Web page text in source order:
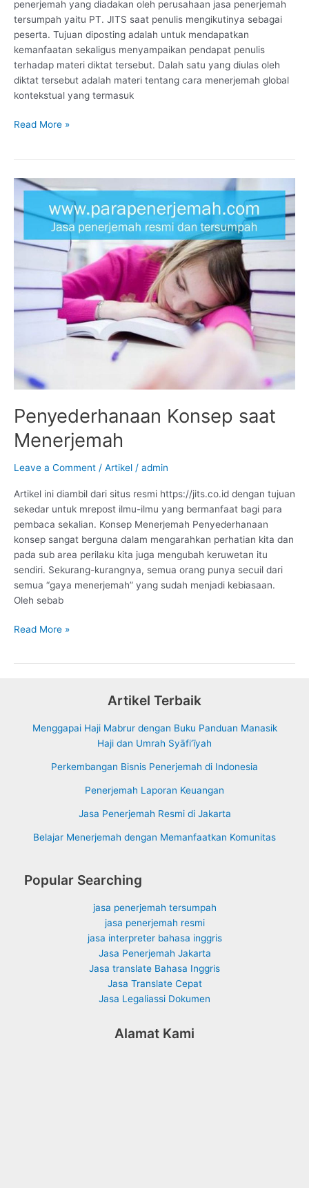
penerjemah yang diadakan oleh perusahaan jasa penerjemah
tersumpah yaitu PT. JITS saat penulis mengikutinya sebagai
peserta. Tujuan diposting adalah untuk mendapatkan
kemanfaatan sekaligus menyampaikan pendapat penulis
terhadap materi diktat tersebut. Dalah satu yang diulas oleh
diktat tersebut adalah materi tentang cara menerjemah global
kontekstual yang termasuk
Materi
Read More »
Penyederhanaan Konsep saat
Menerjemah
Leave a Comment / Artikel / admin
Artikel ini diambil dari situs resmi https://jits.co.id dengan tujuan
sekedar untuk mrepost ilmu-ilmu yang bermanfaat bagi para
pembaca sekalian. Konsep Menerjemah Penyederhanaan
konsep sangat berguna dalam mengarahkan perhatian kita dan
pada sub area perilaku kita juga mengubah keruwetan itu
sendiri. Sekurang-kurangnya, semua orang punya secuil dari
semua “gaya menerjemah” yang sudah menjadi kebiasaan.
Oleh sebab
Penyederhanaan
Read More »
Artikel Terbaik
Menggapai Haji Mabrur dengan Buku Panduan Manasik
Haji dan Umrah Syāfi‘īyah
Perkembangan Bisnis Penerjemah di Indonesia
Penerjemah Laporan Keuangan
Jasa Penerjemah Resmi di Jakarta
Belajar Menerjemah dengan Memanfaatkan Komunitas
Popular Searching
jasa penerjemah tersumpah
jasa penerjemah resmi
jasa interpreter bahasa inggris
Jasa Penerjemah Jakarta
Jasa translate Bahasa Inggris
Jasa Translate Cepat
Jasa Legaliassi Dokumen
Alamat Kami